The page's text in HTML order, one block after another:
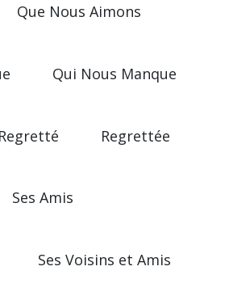
Que Nous Aimons
Qui Nous Manque
Regretté Regrettée
Ses Amis
Ses Voisins et Amis